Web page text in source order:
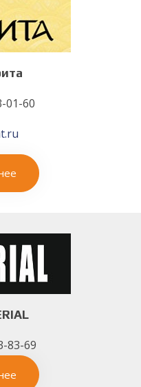
01-60
83-69